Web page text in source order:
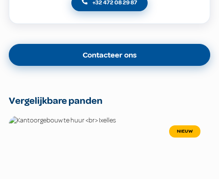
+32 472 08 29 87
Contacteer ons
Vergelijkbare panden
NIEUW